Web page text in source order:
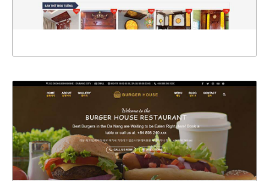
XEM THỰC TẾ